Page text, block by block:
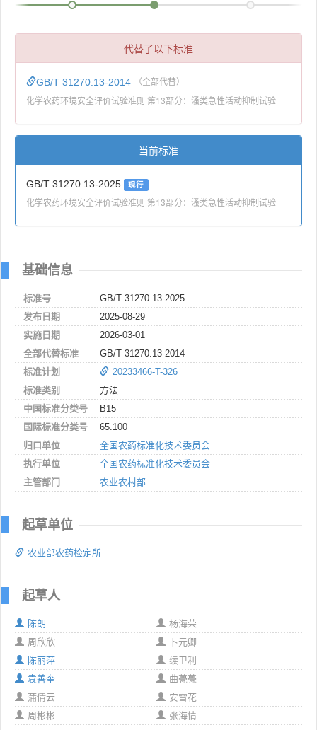
代替了以下标准
GB/T 31270.13-2014 （全部代替）
化学农药环境安全评价试验准则 第13部分：溞类急性活动抑制试验
当前标准
GB/T 31270.13-2025 现行
化学农药环境安全评价试验准则 第13部分：溞类急性活动抑制试验
基础信息
标准号
GB/T 31270.13-2025
发布日期
2025-08-29
实施日期
2026-03-01
全部代替标准
GB/T 31270.13-2014
标准计划
20233466-T-326
标准类别
方法
中国标准分类号
B15
国际标准分类号
65.100
归口单位
全国农药标准化技术委员会
执行单位
全国农药标准化技术委员会
主管部门
农业农村部
起草单位
农业部农药检定所
起草人
陈朗
杨海荣
周欣欣
卜元卿
陈丽萍
续卫利
袁善奎
曲甍甍
蒲倩云
安雪花
周彬彬
张海情